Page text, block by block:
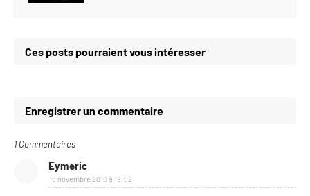
Ces posts pourraient vous intéresser
Enregistrer un commentaire
1 Commentaires
Eymeric
18 novembre 2010 à 19:52